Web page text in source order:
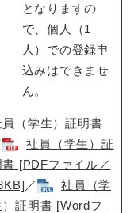
となりますの
で、個人（1
人）での登録申
込みはできませ
ん。
員（学生）証明書
社員（学生）証
書 [PDFファイル／
​／
社員（学
）証明書 [Wordフ